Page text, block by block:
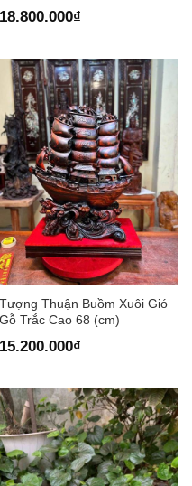
18.800.000₫
Tượng Thuận Buồm Xuôi Gió
Gỗ Trắc Cao 68 (cm)
15.200.000₫